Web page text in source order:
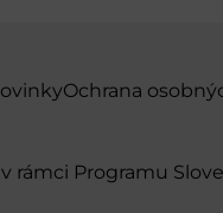
Ochrana
rámci Programu